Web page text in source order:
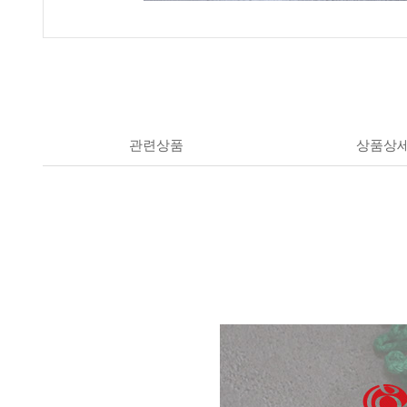
관련상품 상품상